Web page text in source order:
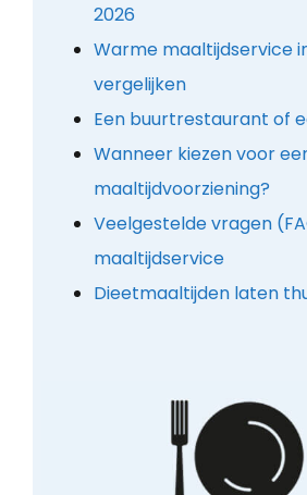
2026
Warme maaltijdservice
vergelijken
Een buurtrestaurant of
Wanneer kiezen voor
maaltijdvoorziening?
Veelgestelde vragen
maaltijdservice
Dieetmaaltijden laten